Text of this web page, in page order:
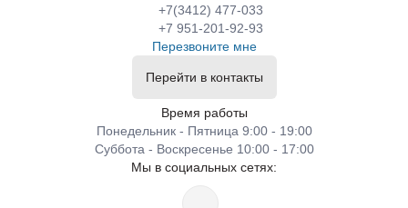
+7(3412) 477-033
+7 951-201-92-93
Перезвоните мне
Перейти в контакты
Время работы
Понедельник - Пятница 9:00 - 19:00
Суббота - Воскресенье 10:00 - 17:00
Мы в социальных сетях: